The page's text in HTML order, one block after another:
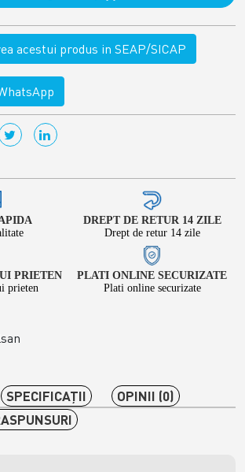
acestui produs in SEAP/SICAP
DREPT DE RETUR 14 ZILE
Drept de retur 14 zile
PRIETEN
prieten
PLATI ONLINE SECURIZATE
Plati online securizate
SPECIFICAŢII
OPINII (0)